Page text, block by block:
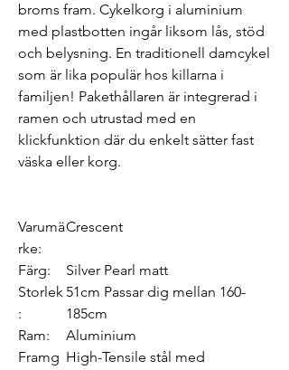
broms fram. Cykelkorg i aluminium
med plastbotten ingår liksom lås, stöd
och belysning. En traditionell damcykel
som är lika populär hos killarna i
familjen! Pakethållaren är integrerad i
ramen och utrustad med en
klickfunktion där du enkelt sätter fast
väska eller korg.
Varumä
rke:
Crescent
Färg:
Silver Pearl matt
Storlek
:
51cm Passar dig mellan 160-
185cm
Ram:
Aluminium
Framg High-Tensile stål med